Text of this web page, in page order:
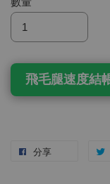
飛毛腿速度結
分享